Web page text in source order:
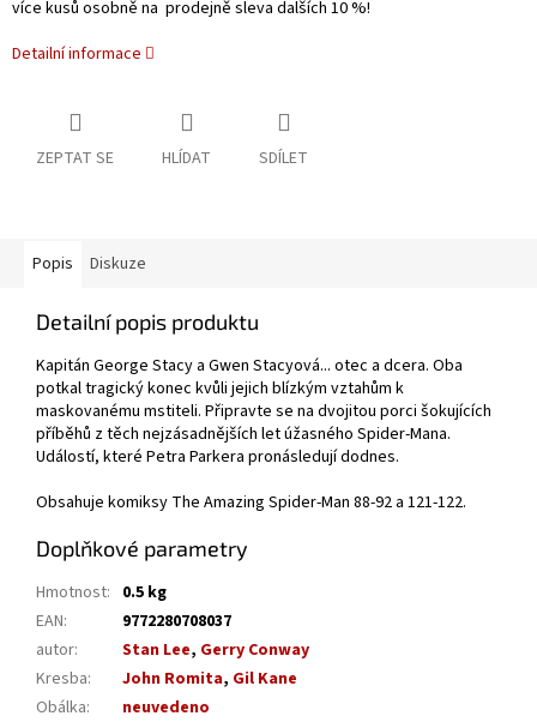
více kusů osobně na prodejně sleva dalších 10 %!
Detailní informace
ZEPTAT SE HLÍDAT SDÍLET
Popis Diskuze
Detailní popis produktu
Kapitán George Stacy a Gwen Stacyová... otec a dcera. Oba
potkal tragický konec kvůli jejich blízkým vztahům k
maskovanému mstiteli. Připravte se na dvojitou porci šokujících
příběhů z těch nejzásadnějších let úžasného Spider-Mana.
Událostí, které Petra Parkera pronásledují dodnes.
Obsahuje komiksy The Amazing Spider-Man 88-92 a 121-122.
Doplňkové parametry
Hmotnost: 0.5 kg
EAN:
9772280708037
autor: Stan Lee, Gerry Conway
Kresba: John Romita, Gil Kane
Obálka:
neuvedeno